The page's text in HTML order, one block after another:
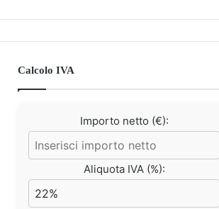
Calcolo IVA
Importo netto (€):
Aliquota IVA (%):